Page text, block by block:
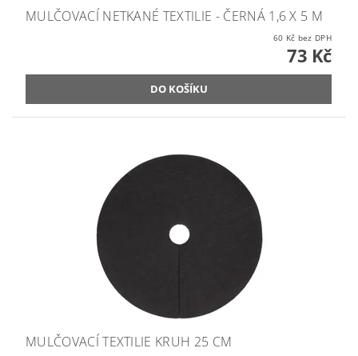
MULČOVACÍ NETKANÉ TEXTILIE - ČERNÁ 1,6 X 5 M
60 Kč bez DPH
73 Kč
MULČOVACÍ TEXTILIE KRUH 25 CM